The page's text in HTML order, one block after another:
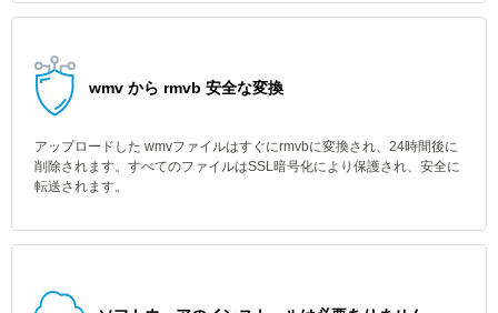
wmv から rmvb 安全な変換
アップロードした wmvファイルはすぐにrmvbに変換され、24時間後に
削除されます。すべてのファイルはSSL暗号化により保護され、安全に
転送されます。